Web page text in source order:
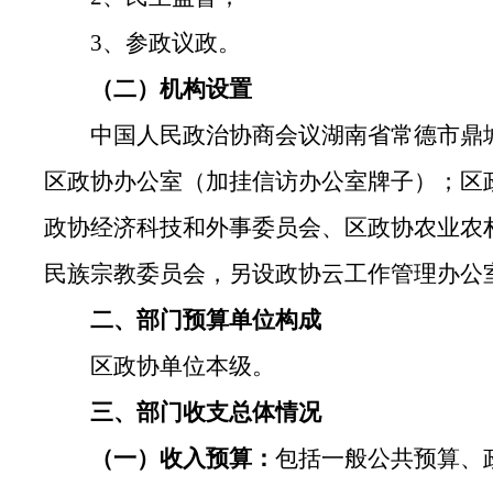
3、参政议政。
（二）机构设置
中国人民政治协商会议湖南省常德市
区政协办公室（加挂信访办公室牌子）；
政协经济科技和外事委员会、区政协农业
民族宗教委员会，另设政协云工作管理办
二、部门预算单位构成
区政协单位本级。
三、部门收支总体情况
（一）收入预算： 包括一般公共预算、